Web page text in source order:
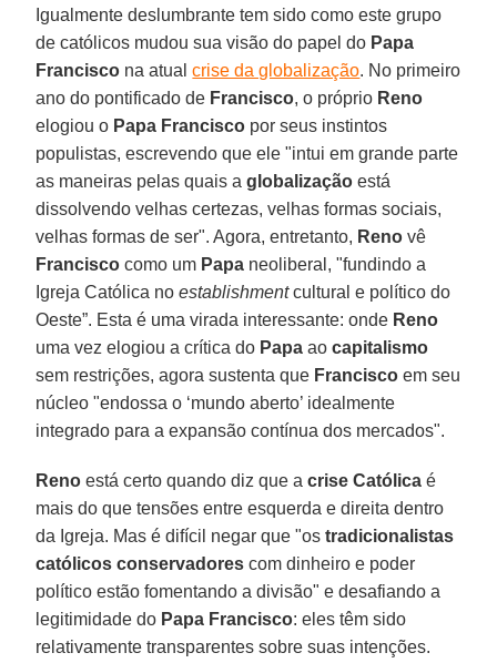
Igualmente deslumbrante tem sido como este grupo
de católicos mudou sua visão do papel do Papa
Francisco na atualcrise da globalização. No primeiro
ano do pontificado de Francisco, o próprio Reno
elogiou o Papa Francisco por seus instintos
populistas, escrevendo que ele "intui em grande parte
as maneiras pelas quais aglobalização está
dissolvendo velhas certezas, velhas formas sociais,
velhas formas de ser". Agora, entretanto, Reno vê
Francisco como um Papa neoliberal, "fundindo a
Igreja Católica noestablishmentcultural e político do
Oeste”. Esta é uma virada interessante: onde Reno
uma vez elogiou a crítica do Papa aocapitalismo
sem restrições, agora sustenta que Francisco em seu
núcleo "endossa o ‘mundo aberto’ idealmente
integrado para a expansão contínua dos mercados".
Reno está certo quando diz que acrise Católica é
mais do que tensões entre esquerda e direita dentro
da Igreja. Mas é difícil negar que "ostradicionalistas
católicos conservadores com dinheiro e poder
político estão fomentando a divisão" e desafiando a
legitimidade do Papa Francisco: eles têm sido
relativamente transparentes sobre suas intenções.